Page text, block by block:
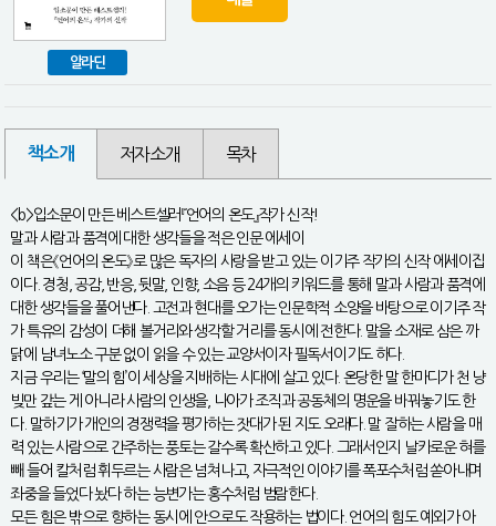
알라딘
책소개 저자소개 목차
<b>입소문이 만든 베스트셀러『언어의 온도』작가 신작!
말과 사람과 품격에 대한 생각들을 적은 인문 에세이
이 책은《언어의 온도》로 많은 독자의 사랑을 받고 있는 이기주 작가의 신작 에세이집
이다. 경청, 공감, 반응, 뒷말, 인향, 소음 등 24개의 키워드를 통해 말과 사람과 품격에
대한 생각들을 풀어낸다. 고전과 현대를 오가는 인문학적 소양을 바탕으로 이기주 작
가 특유의 감성이 더해 볼거리와 생각할 거리를 동시에 전한다. 말을 소재로 삼은 까
닭에 남녀노소 구분 없이 읽을 수 있는 교양서이자 필독서이기도 하다.
지금 우리는 ‘말의 힘’이 세상을 지배하는 시대에 살고 있다. 온당한 말 한마디가 천 냥
빚만 갚는 게 아니라 사람의 인생을, 나아가 조직과 공동체의 명운을 바꿔놓기도 한
다. 말하기가 개인의 경쟁력을 평가하는 잣대가 된 지도 오래다. 말 잘하는 사람을 매
력 있는 사람으로 간주하는 풍토는 갈수록 확산하고 있다. 그래서인지 날카로운 혀를
빼 들어 칼처럼 휘두르는 사람은 넘쳐나고, 자극적인 이야기를 폭포수처럼 쏟아내며
좌중을 들었다 놨다 하는 능변가는 홍수처럼 범람한다.
모든 힘은 밖으로 향하는 동시에 안으로도 작용하는 법이다. 언어의 힘도 예외가 아